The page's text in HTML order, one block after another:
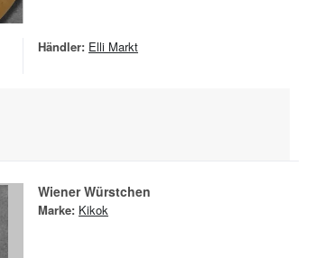
Händler: Elli Markt
Wiener Würstchen
Marke: Kikok